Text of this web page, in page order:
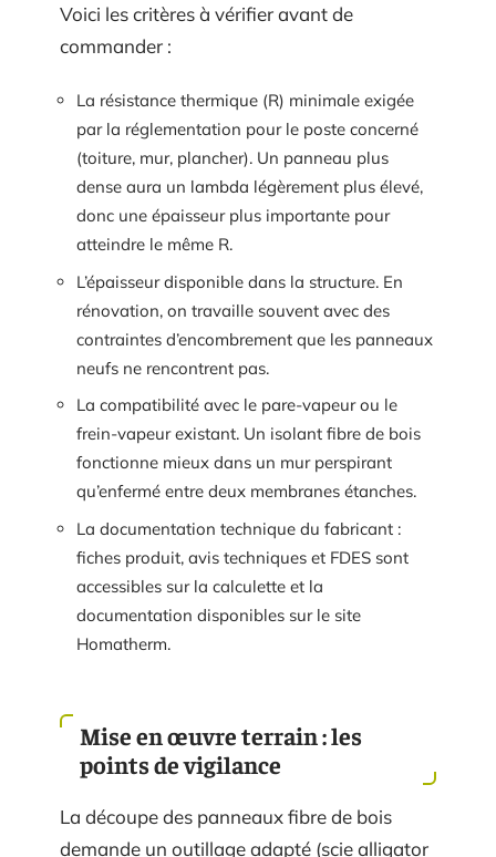
Voici les critères à vérifier avant de
commander :
La résistance thermique (R) minimale exigée
par la réglementation pour le poste concerné
(toiture, mur, plancher). Un panneau plus
dense aura un lambda légèrement plus élevé,
donc une épaisseur plus importante pour
atteindre le même R.
L’épaisseur disponible dans la structure. En
rénovation, on travaille souvent avec des
contraintes d’encombrement que les panneaux
neufs ne rencontrent pas.
La compatibilité avec le pare-vapeur ou le
frein-vapeur existant. Un isolant fibre de bois
fonctionne mieux dans un mur perspirant
qu’enfermé entre deux membranes étanches.
La documentation technique du fabricant :
fiches produit, avis techniques et FDES sont
accessibles sur la calculette et la
documentation disponibles sur le site
Homatherm.
Mise en œuvre terrain : les
points de vigilance
La découpe des panneaux fibre de bois
demande un outillage adapté (scie alligator